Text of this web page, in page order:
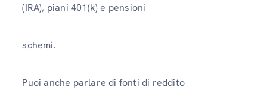
(IRA), piani 401(k) e pensioni
schemi.
Puoi anche parlare di fonti di reddito